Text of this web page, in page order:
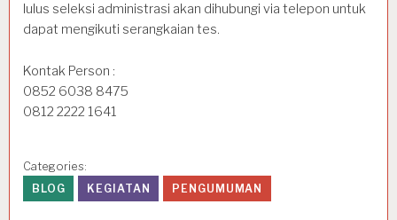
lulus seleksi administrasi akan dihubungi via telepon untuk
dapat mengikuti serangkaian tes.
Kontak Person :
0852 6038 8475
0812 2222 1641
Categories:
BLOG
KEGIATAN PENGUMUMAN